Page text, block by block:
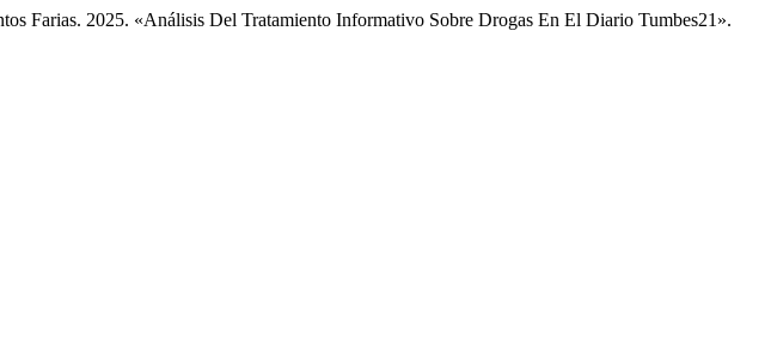
Farias. 2025. «Análisis Del Tratamiento Informativo Sobre Drogas En El Diario Tumbes21».